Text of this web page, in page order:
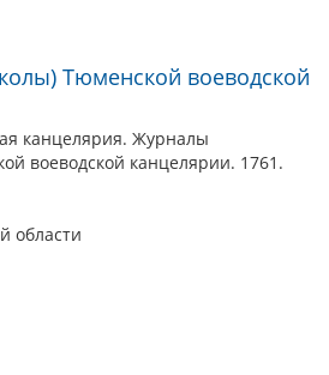
Тюменской воеводской
канцелярия. Журналы
воеводской канцелярии. 1761.
области